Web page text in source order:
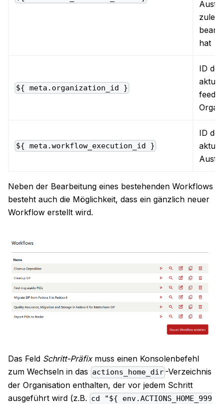
hat
${ meta.organization_id }
ID der
feeder
${ meta.workflow_execution_id }
ID der
Neben der Bearbeitung eines bestehenden Workflows
besteht auch die Möglichkeit, dass ein gänzlich neuer
Workflow erstellt wird.
Das Feld Schritt-Präfixmuss einen Konsolenbefehl
zum Wechseln in das actions_home_dir -Verzeichnis
der Organisation enthalten, der vor jedem Schritt
ausgeführt wird (z.B. cd "${ env.ACTIONS_HOME_999